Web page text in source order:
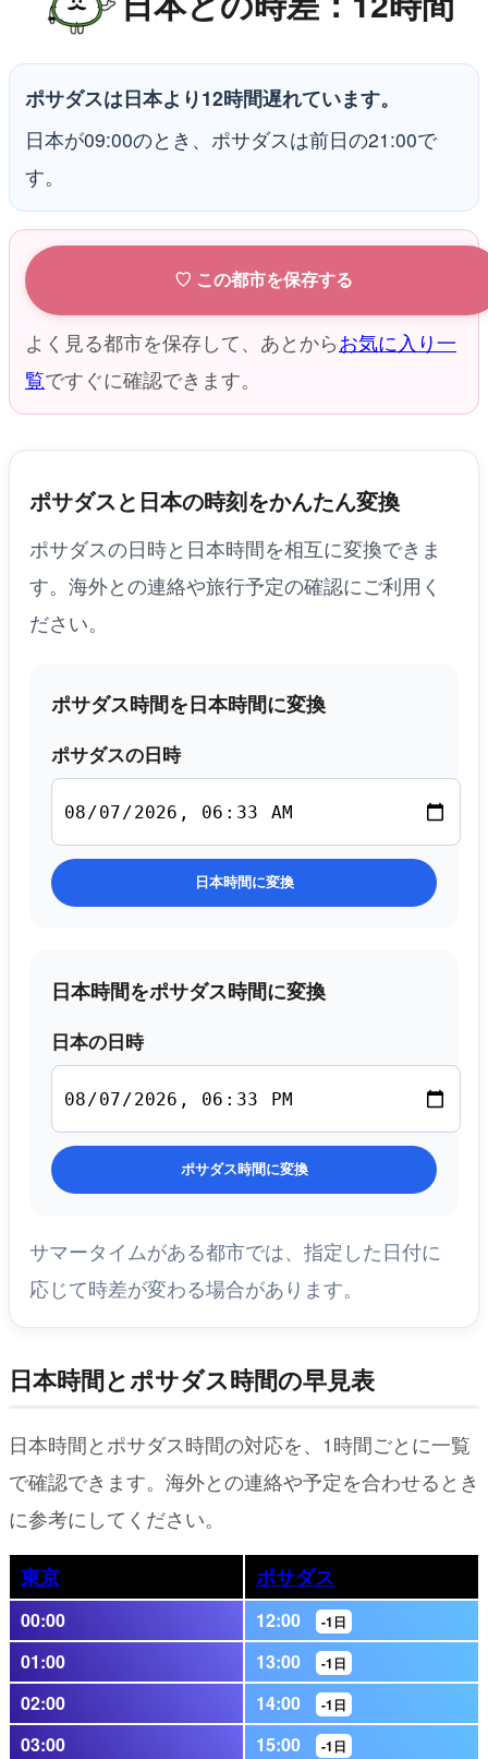
ポサダスは日本より12時間遅れています。
日本が09:00のとき、ポサダスは前日の21:00で
す。
♡ この都市を保存する
よく見る都市を保存して、あとからお気に入り一
覧ですぐに確認できます。
ポサダスと日本の時刻をかんたん変換
ポサダスの日時と日本時間を相互に変換できま
す。海外との連絡や旅行予定の確認にご利用く
ださい。
ポサダス時間を日本時間に変換
ポサダスの日時
日本時間に変換
日本時間をポサダス時間に変換
日本の日時
ポサダス時間に変換
サマータイムがある都市では、指定した日付に
応じて時差が変わる場合があります。
日本時間とポサダス時間の早見表
日本時間とポサダス時間の対応を、1時間ごとに一覧
で確認できます。海外との連絡や予定を合わせるとき
に参考にしてください。
東京 ポサダス
00:00 12:00 -1日
01:00 13:00 -1日
02:00 14:00 -1日
03:00 15:00 -1日